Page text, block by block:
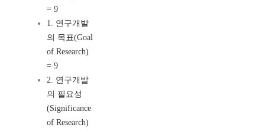
= 9
1. 연구개발
의 목표(Goal
of Research)
= 9
2. 연구개발
의 필요성
(Significance
of Research)